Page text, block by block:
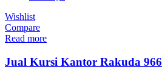
Wishlist
Compare
Read more
Jual Kursi Kantor Rakuda